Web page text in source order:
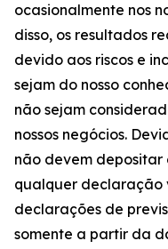
ocasionalmente nos
disso, os resultados
devido aos riscos e
sejam do nosso
não sejam
nossos negócios.
não devem
qualquer declaração
declarações de
somente a partir da